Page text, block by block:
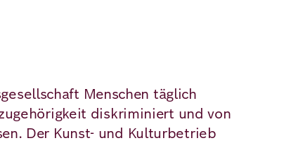
Menschen täglich
diskriminiert und von
Der Kunst- und Kulturbetrieb